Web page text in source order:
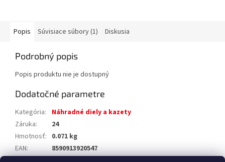
Popis Súvisiace súbory (1) Diskusia
Podrobný popis
Popis produktu nie je dostupný
Dodatočné parametre
Kategória:
Náhradné diely a kazety
Záruka:
24
Hmotnosť: 0.071 kg
EAN:
8590913920547